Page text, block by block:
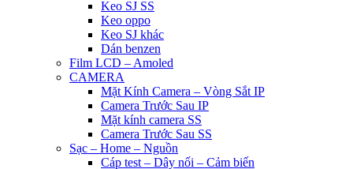
Keo SJ SS
Keo oppo
Keo SJ khác
Dán benzen
Film LCD – Amoled
CAMERA
Mặt Kính Camera – Vòng Sắt IP
Camera Trước Sau IP
Mặt kính camera SS
Camera Trước Sau SS
Sạc – Home – Nguồn
Cáp test – Dây nối – Cảm biến